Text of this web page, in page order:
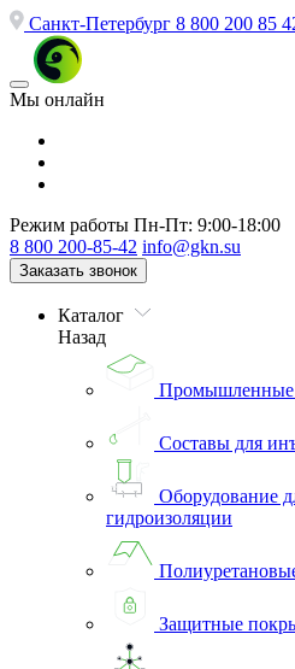
Санкт-Петербург 8 800 200 85
Мы онлайн
Режим работы Пн-Пт: 9:00-18:00
8 800 200-85-42 info@gkn.su
Заказать звонок
Каталог
Назад
Составы для
Оборудование
гидроизоляции
Защитные